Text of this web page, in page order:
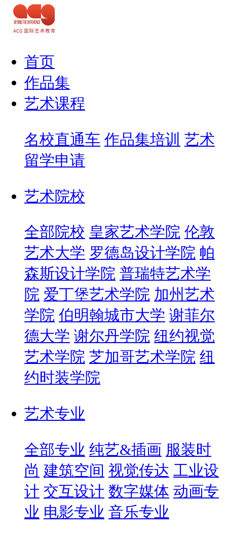
首页
作品集
艺术课程
名校直通车 作品集培训 艺术
留学申请
艺术院校
全部院校 皇家艺术学院 伦敦
艺术大学 罗德岛设计学院 帕
森斯设计学院 普瑞特艺术学
院 爱丁堡艺术学院 加州艺术
学院 伯明翰城市大学 谢菲尔
德大学 谢尔丹学院 纽约视觉
艺术学院 芝加哥艺术学院 纽
约时装学院
艺术专业
全部专业 纯艺&插画 服装时
尚 建筑空间 视觉传达 工业设
计 交互设计 数字媒体 动画专
业 电影专业 音乐专业